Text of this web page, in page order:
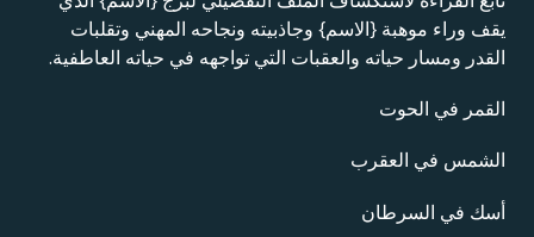
يقف وراء موهبة {الاسم} وجاذبيته ونجاحه المهني وتقلبات
القدر ومسار حياته والعقبات التي تواجهه في حياته العاطفية.
القمر في الحوت
الشمس في العقرب
أسك في السرطان